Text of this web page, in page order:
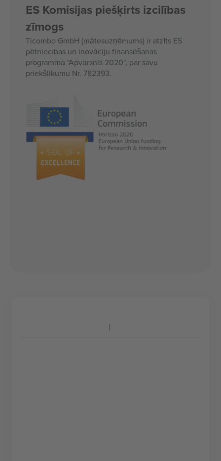
ES Komisijas piešķirts izcilības
zīmogs
Ticombo GmbH (mātesuzņēmums) ir atzīts ES
pētniecības un inovāciju finansēšanas
programmā "Apvārsnis 2020", par savu
priekšlikumu Nr. 782393.